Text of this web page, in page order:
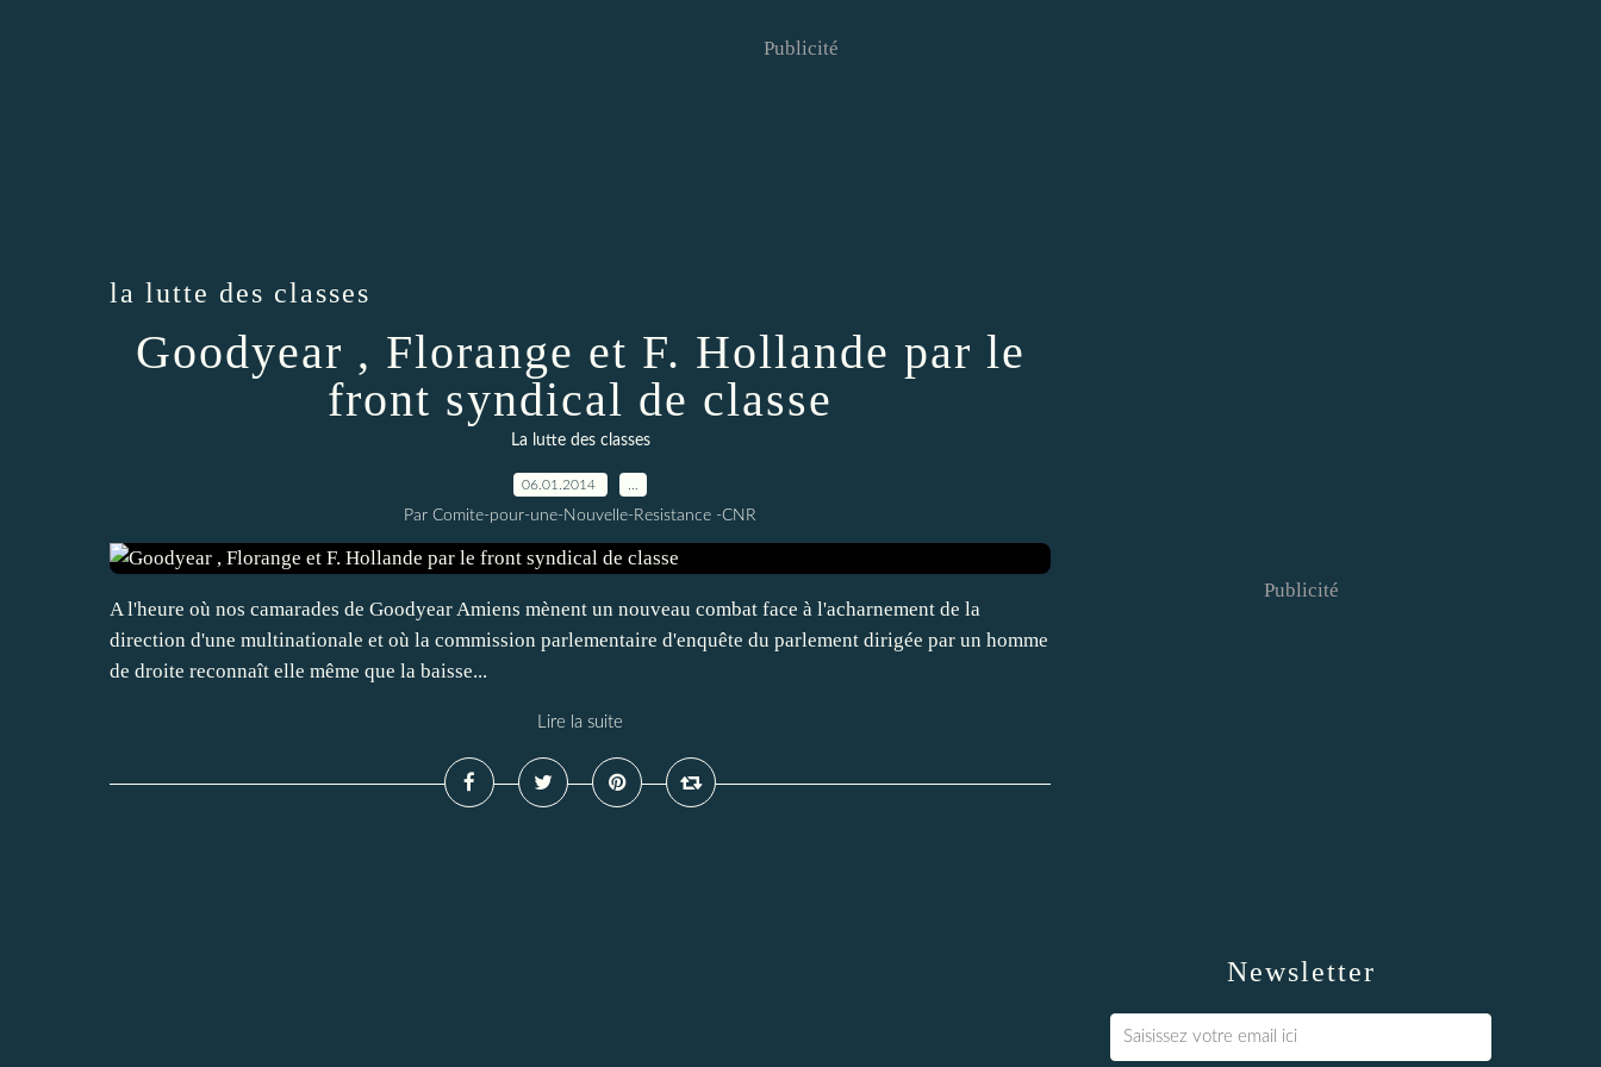
Publicité
la lutte des classes
Goodyear , Florange et F. Hollande par le
front syndical de classe
La lutte des classes
06.01.2014
Par Comite-pour-une-Nouvelle-Resistance -CNR
A l'heure où nos camarades de Goodyear Amiens mènent un nouveau combat face à l'acharnement de la
direction d'une multinationale et où la commission parlementaire d'enquête du parlement dirigée par un homme
de droite reconnaît elle même que la baisse...
Lire la suite
Newsletter
Publicité